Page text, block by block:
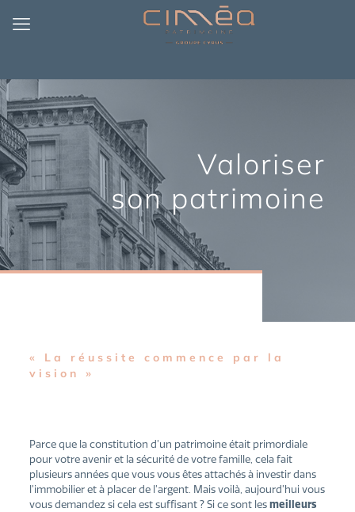
Valoriser
son patrimoine
« La réussite commence par la
vision »
Parce que la constitution d’un patrimoine était primordiale
pour votre avenir et la sécurité de votre famille, cela fait
plusieurs années que vous vous êtes attachés à investir dans
l’immobilier et à placer de l’argent. Mais voilà, aujourd’hui vous
vous demandez si cela est suffisant ? Si ce sont lesmeilleurs